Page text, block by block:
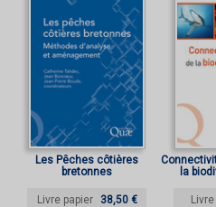
Les Pêches côtières
bretonnes
Livre papier 38,50 €
la